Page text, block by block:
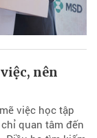
nên
việc học tập
quan tâm đến